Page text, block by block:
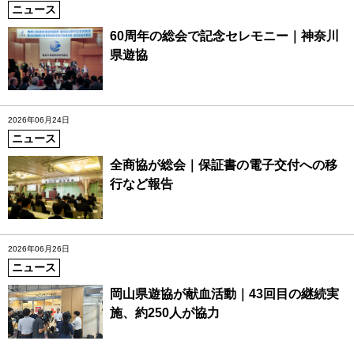
ニュース
60周年の総会で記念セレモニー｜神奈川
県遊協
2026年06月24日
ニュース
全商協が総会｜保証書の電子交付への移
行など報告
2026年06月26日
ニュース
岡山県遊協が献血活動｜43回目の継続実
施、約250人が協力